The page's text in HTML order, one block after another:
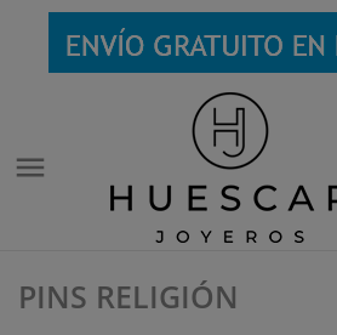

PINS RELIGIÓN